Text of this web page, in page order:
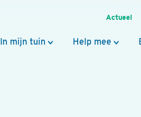
Actueel
In mijn tuin Help mee